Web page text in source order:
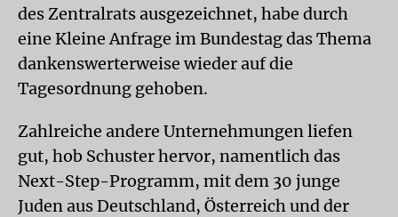
des Zentralrats ausgezeichnet, habe durch
eine Kleine Anfrage im Bundestag das Thema
dankenswerterweise wieder auf die
Tagesordnung gehoben.
Zahlreiche andere Unternehmungen liefen
gut, hob Schuster hervor, namentlich das
Next-Step-Programm, mit dem 30 junge
Juden aus Deutschland, Österreich und der